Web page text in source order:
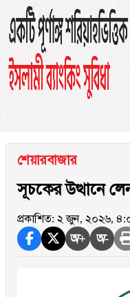
শেয়ারবাজার
সূচকের উত্থানে
প্রকাশিত: ২ জুন, ২০২৬,
অ+ অ-